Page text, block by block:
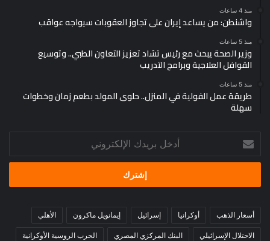
منذ 4 ساعات
واشنطن: من يساعد إيران على تجاوز العقوبات سيواجه عواقب
منذ 5 ساعات
وزير الصحة يبحث مع رئيس تشاد تعزيز التعاون الطبي.. وتوسيع
القوافل العلاجية وبرامج التدريب
منذ 5 ساعات
طريقة عمل الفولية في المنزل.. حلوى المولد بطعم زمان وخطوات
سهلة
بريدك
الإلكتروني
أسعار الذهب أوكرانيا إسرائيل إيمانويل ماكرون الأهلي
الاحتلال الإسرائيلي البنك المركزي المصري الحرب الروسية الأوكرانية